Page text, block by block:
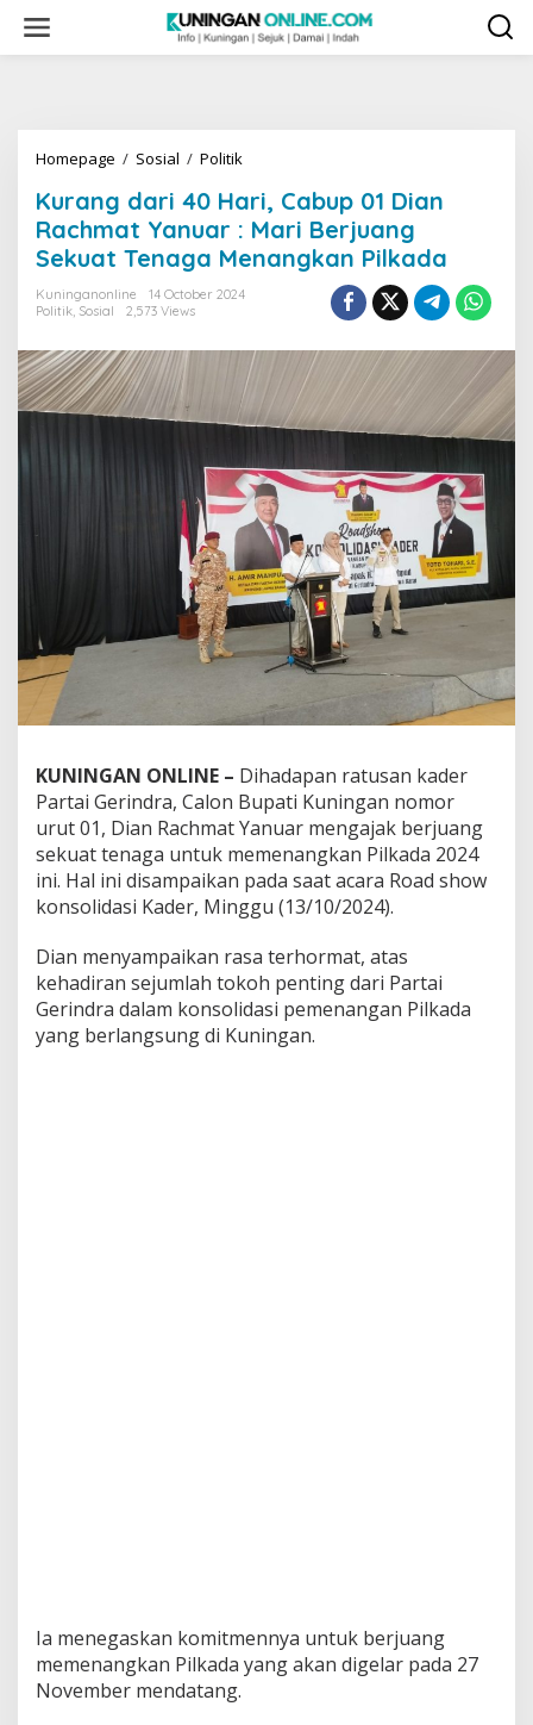
content
Homepage / Sosial / Politik
40
Hari,
Cabup
01
Dian
:
Mari
Berjuang
Sekuat
Tenaga
Menangkan
Pilkada
Kurang dari 40 Hari, Cabup 01 Dian
Rachmat Yanuar : Mari Berjuang
Sekuat Tenaga Menangkan Pilkada
Kuninganonline
14 October 2024
Politik, Sosial 2,573 Views
KUNINGAN ONLINE – Dihadapan ratusan kader
Partai Gerindra, Calon Bupati Kuningan nomor
urut 01, Dian Rachmat Yanuar mengajak berjuang
sekuat tenaga untuk memenangkan Pilkada 2024
ini. Hal ini disampaikan pada saat acara Road show
konsolidasi Kader, Minggu (13/10/2024).
Dian menyampaikan rasa terhormat, atas
kehadiran sejumlah tokoh penting dari Partai
Gerindra dalam konsolidasi pemenangan Pilkada
yang berlangsung di Kuningan.
Ia menegaskan komitmennya untuk berjuang
memenangkan Pilkada yang akan digelar pada 27
November mendatang.